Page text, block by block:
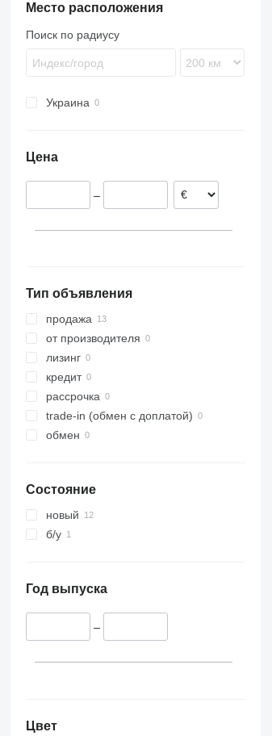
SKI
SPR
SW
Место расположения
Поиск по радиусу
Украина
Цена
–
Тип объявления
продажа
от производителя
лизинг
кредит
рассрочка
trade-in (обмен с доплатой)
обмен
Состояние
новый
б/у
Год выпуска
–
Цвет